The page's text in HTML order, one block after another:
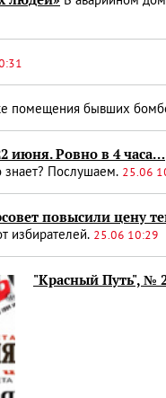
помещения бывших
июня. Ровно в 4 часа…
знает? Послушаем. 25.06
повысили цену
избирателей. 25.06 10:29
"Красный Путь", №